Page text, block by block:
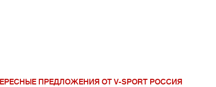
ПРЕДЛОЖЕНИЯ ОТ V-SPORT РОССИЯ